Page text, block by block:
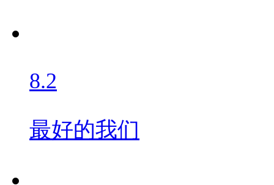
8.2
最好的我们